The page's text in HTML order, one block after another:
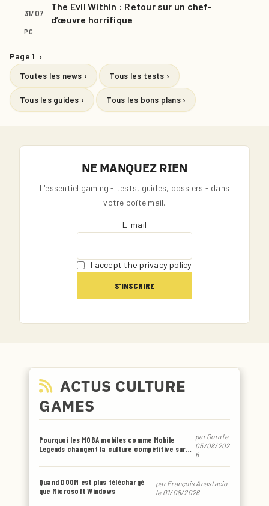
31/07
The Evil Within : Retour sur un chef-
d’œuvre horrifique
PC
Page 1 ›
Toutes les news › Tous les tests ›
Tous les guides › Tous les bons plans ›
NE MANQUEZ RIEN
L'essentiel gaming - tests, guides, dossiers - dans
votre boîte mail.
E-mail
I accept the privacy policy
ACTUS CULTURE
GAMES
Pourquoi les MOBA mobiles comme Mobile
Legends changent la culture compétitive sur
parGornle
05/08/202
6
Quand DOOM est plus téléchargé
que Microsoft Windows
parFrançois Anastacio
le 01/08/2026